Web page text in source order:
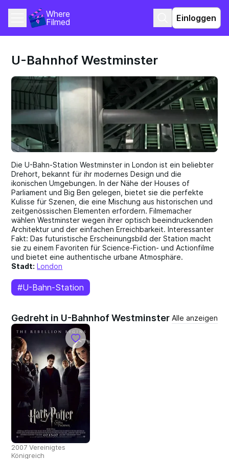
Where
Filmed
Einloggen
U-Bahnhof Westminster
Die U-Bahn-Station Westminster in London ist ein beliebter
Drehort, bekannt für ihr modernes Design und die
ikonischen Umgebungen. In der Nähe der Houses of
Parliament und Big Ben gelegen, bietet sie die perfekte
Kulisse für Szenen, die eine Mischung aus historischen und
zeitgenössischen Elementen erfordern. Filmemacher
wählen Westminster wegen ihrer optisch beeindruckenden
Architektur und der einfachen Erreichbarkeit. Interessanter
Fakt: Das futuristische Erscheinungsbild der Station macht
sie zu einem Favoriten für Science-Fiction- und Actionfilme
und bietet eine authentische urbane Atmosphäre.
Stadt: London
#U-Bahn-Station
Gedreht in U-Bahnhof Westminster Alle anzeigen
2007 Vereinigtes
Königreich